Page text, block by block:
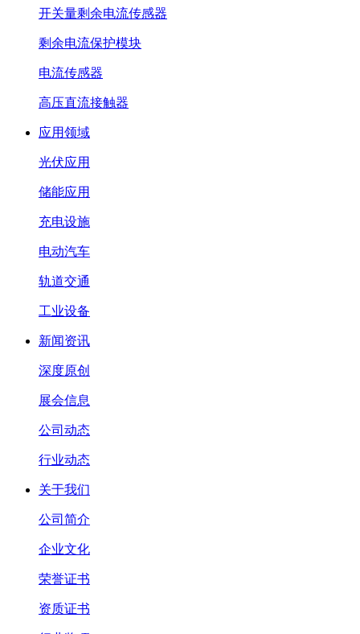
开关量剩余电流传感器
剩余电流保护模块
电流传感器
高压直流接触器
应用领域
光伏应用
储能应用
充电设施
电动汽车
轨道交通
工业设备
新闻资讯
深度原创
展会信息
公司动态
行业动态
关于我们
公司简介
企业文化
荣誉证书
资质证书